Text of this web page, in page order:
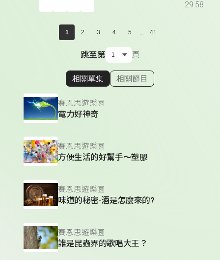
29:58
1 2 3 4 5 ... 41
跳至第 頁
顯示相關單集
相關單集 相關節目
賽恩思遊樂園
電力好神奇
賽恩思遊樂園
方便生活的好幫手～塑膠
賽恩思遊樂園
味道的秘密-酒是怎麼來的?
賽恩思遊樂園
誰是昆蟲界的歌唱大王？